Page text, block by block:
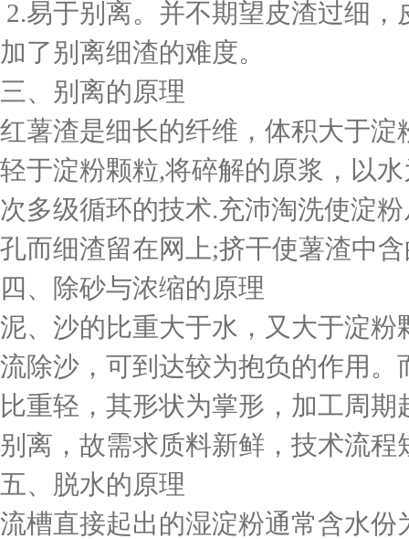
2.易于别离。并不期望皮渣过细
加了别离细渣的难度。
三、别离的原理
红薯渣是细长的纤维，体积大于
轻于淀粉颗粒,将碎解的原浆，以
次多级循环的技术.充沛淘洗使淀
孔而细渣留在网上;挤干使薯渣中
四、除砂与浓缩的原理
泥、沙的比重大于水，又大于淀
流除沙，可到达较为抱负的作用
比重轻，其形状为掌形，加工周
别离，故需求质料新鲜，技术流程
五、脱水的原理
流槽直接起出的湿淀粉通常含水